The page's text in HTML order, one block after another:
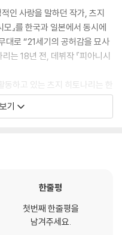
많았다. 무엇을 사랑이라고
엇을 희망이라고 하는지. 하지
다. 말로는 할 수 없어도 단호하
응시하고 신뢰하며 그것을 향
적인 사랑을 말하던 작가, 츠지
』를 한국과 일본에서 동시에
대로 “21세기의 공허감을 묘사
는 18년 전, 데뷔작 『피아니시
하고 있는 츠지 히토나리는 한
져 있지만 실은 사회적?정치적
하는 작가이다. “소설에는 현
있고, 미래사회에 대한 의지
도오루와 친구 히카루 등 데뷔
한 작품이 『피아니시모』라
절망의 시대에 새로운 희망을
기
한줄평
첫번째 한줄평을
남겨주세요.